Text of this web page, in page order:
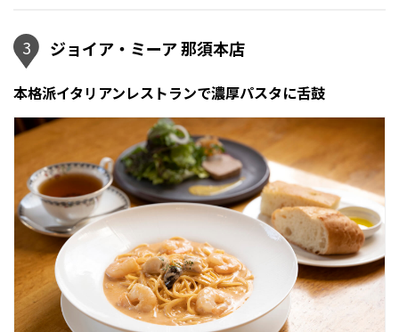
3 ジョイア・ミーア 那須本店
本格派イタリアンレストランで濃厚パスタに舌鼓